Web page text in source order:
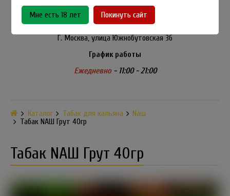
8-915-450-21-92
Розничный магазин Method Vapeshop
Г. Москва, улица Южнобутовская 36
График работы
Ежедневно- 11:00 - 21:00
Каталог Табак для кальяна
Nаш
Табак NАШ Грут 40гр
Табак NАШ Грут 40гр
Мне есть 18 лет Покинуть сайт